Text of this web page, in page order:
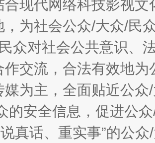
一域中谋全局
今
合现代网络科技影视
，为社会公众/大众/民
众对社会公共意识、
作交流，合法有效地
媒为主，全面贴近公
的安全信息，促进公
说真话、重实事”的公